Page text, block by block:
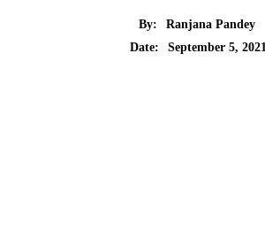
By:
Ranjana Pandey
Date:
September 5, 2021